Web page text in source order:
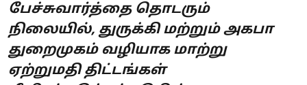
பேச்சுவார்த்தை தொடரும்
நிலையில், துருக்கி மற்றும் அகபா
துறைமுகம் வழியாக மாற்று
ஏற்றுமதி திட்டங்கள்